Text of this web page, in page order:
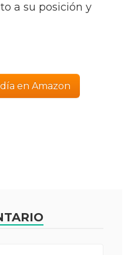
a su posición y
en Amazon